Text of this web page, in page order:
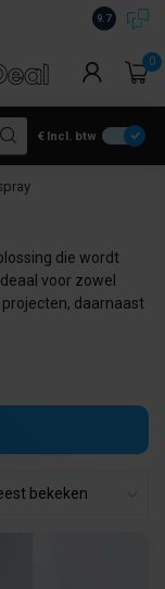
Gratis
9.7
0
€ Incl. btw
die wordt
voor zowel
daarnaast